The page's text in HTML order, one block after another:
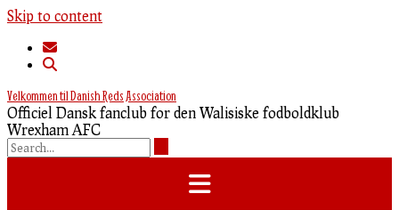
Skip to content
Velkommen til Danish Reds Association
Officiel Dansk fanclub for den Walisiske fodboldklub
Wrexham AFC